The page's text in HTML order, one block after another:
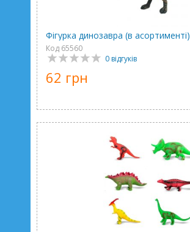
Фігурка динозавра (в асортименті)
Код 65560
0 відгуків
62 грн